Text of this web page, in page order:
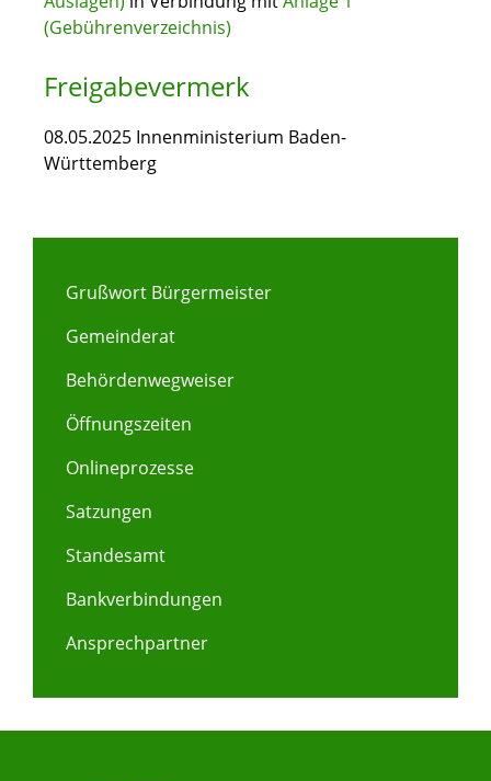
(Gebührenverzeichnis)
Freigabevermerk
08.05.2025 Innenministerium Baden-
Württemberg
Grußwort Bürgermeister
Gemeinderat
Behördenwegweiser
Öffnungszeiten
Onlineprozesse
Satzungen
Standesamt
Bankverbindungen
Ansprechpartner